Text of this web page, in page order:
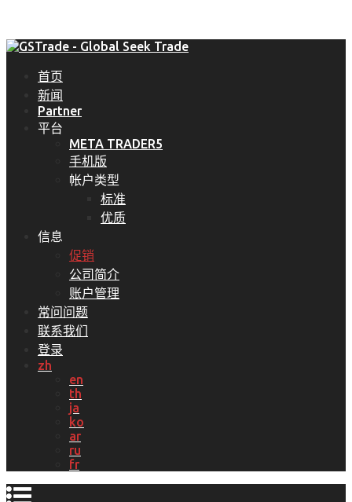
首页
新闻
Partner
平台
META TRADER5
手机版
帐户类型
标准
优质
信息
促销
公司简介
账户管理
常问问题
联系我们
登录
zh
en
th
ja
ko
ar
ru
fr